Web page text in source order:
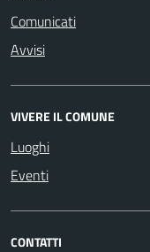
Comunicati
Avvisi
VIVERE IL COMUNE
Luoghi
Eventi
CONTATTI